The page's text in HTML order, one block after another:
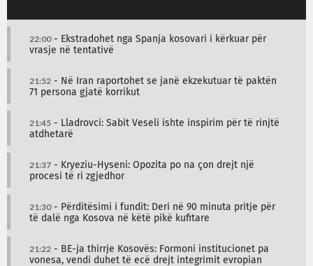
22:00- Ekstradohet nga Spanja kosovari i kërkuar për
vrasje në tentativë
21:52 - Në Iran raportohet se janë ekzekutuar të paktën
71 persona gjatë korrikut
21:45 - Lladrovci: Sabit Veseli ishte inspirim për të rinjtë
atdhetarë
21:37 - Kryeziu-Hyseni: Opozita po na çon drejt një
procesi të ri zgjedhor
21:30- Përditësimi i fundit: Deri në 90 minuta pritje për
të dalë nga Kosova në këtë pikë kufitare
21:22 - BE-ja thirrje Kosovës: Formoni institucionet pa
vonesa, vendi duhet të ecë drejt integrimit evropian